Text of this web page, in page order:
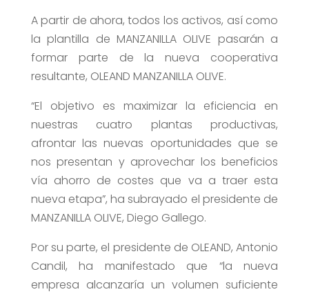
A partir de ahora, todos los activos, así como
la plantilla de MANZANILLA OLIVE pasarán a
formar parte de la nueva cooperativa
resultante, OLEAND MANZANILLA OLIVE.
“El objetivo es maximizar la eficiencia en
nuestras cuatro plantas productivas,
afrontar las nuevas oportunidades que se
nos presentan y aprovechar los beneficios
vía ahorro de costes que va a traer esta
nueva etapa”, ha subrayado el presidente de
MANZANILLA OLIVE, Diego Gallego.
Por su parte, el presidente de OLEAND, Antonio
Candil, ha manifestado que “la nueva
empresa alcanzaría un volumen suficiente